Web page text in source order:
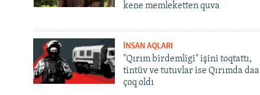
kene memleketten quva
İNSAN AQLARI
"Qırım birdemligi" işini toqtattı,
tintüv ve tutuvlar ise Qırımda daa
çoq oldı